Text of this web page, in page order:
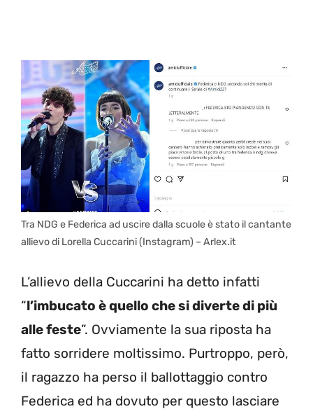
Tra NDG e Federica ad uscire dalla scuole è stato il cantante
allievo di Lorella Cuccarini (Instagram) – Arlex.it
L’allievo della Cuccarini ha detto infatti
“l’imbucato è quello che si diverte di più
alle feste”. Ovviamente la sua riposta ha
fatto sorridere moltissimo. Purtroppo, però,
il ragazzo ha perso il ballottaggio contro
Federica ed ha dovuto per questo lasciare